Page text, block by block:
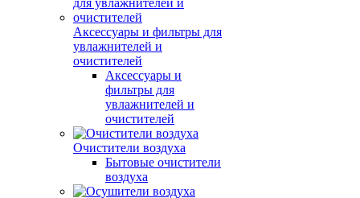
Аксессуары и фильтры для
увлажнителей и
очистителей
Аксессуары и
фильтры для
увлажнителей и
очистителей
Очистители воздуха
Бытовые очистители
воздуха